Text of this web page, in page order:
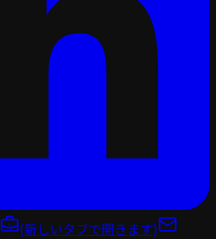
(新しいタブで開きます)